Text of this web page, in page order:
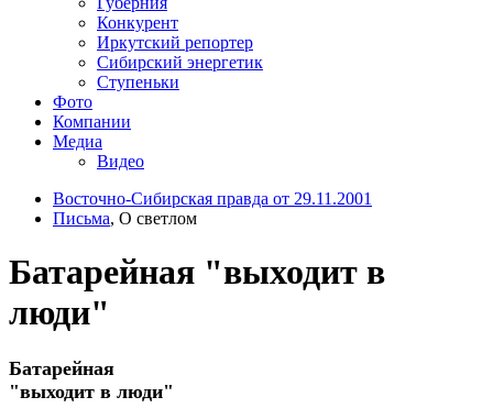
Конкурент
Иркутский репортер
Сибирский энергетик
Ступеньки
Фото
Компании
Медиа
Видео
Восточно-Сибирская правда от 29.11.2001
Письма, О светлом
Батарейная "выходит в
люди"
Батарейная
"выходит в люди"